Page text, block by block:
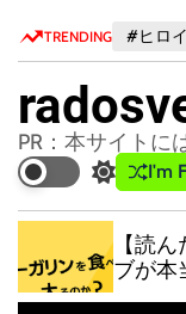
TRENDING #ヒロ
PR：本サイトに
S
w
c
h
I'm
【読
ブが本